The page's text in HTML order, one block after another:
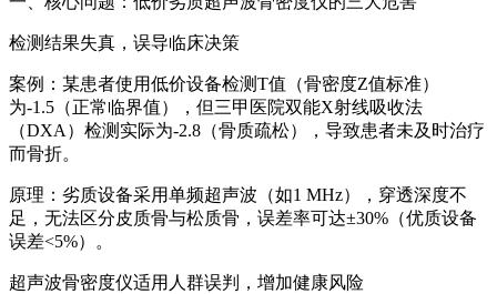
检测结果失真，误导临床决策
案例：某患者使用低价设备检测T值（骨密度Z值标准）
为-1.5（正常临界值），但三甲医院双能X射线吸收法
（DXA）检测实际为-2.8（骨质疏松），导致患者未及时治疗
而骨折。
原理：劣质设备采用单频超声波（如1 MHz），穿透深度不
足，无法区分皮质骨与松质骨，误差率可达±30%（优质设备
误差<5%）。
超声波骨密度仪适用人群误判，增加健康风险